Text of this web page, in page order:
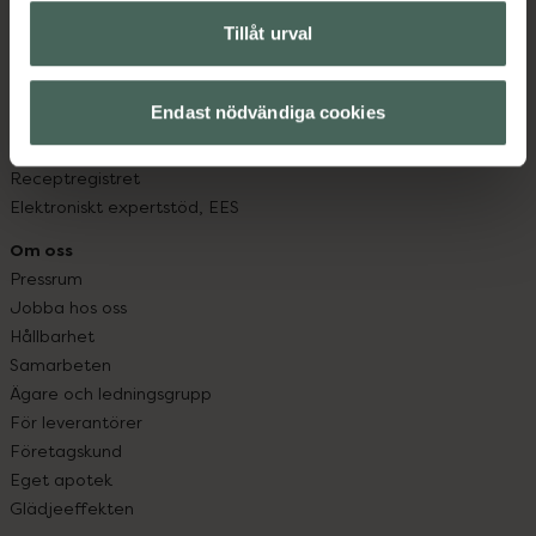
Tillåt urval
Endast nödvändiga cookies
Om recept och läkemedel
Högkostnadsskyddet
Lämna in gammal medicin
Resa med läkemedel
Receptregistret
Elektroniskt expertstöd, EES
Om oss
Pressrum
Jobba hos oss
Hållbarhet
Samarbeten
Ägare och ledningsgrupp
För leverantörer
Företagskund
Eget apotek
Glädjeeffekten